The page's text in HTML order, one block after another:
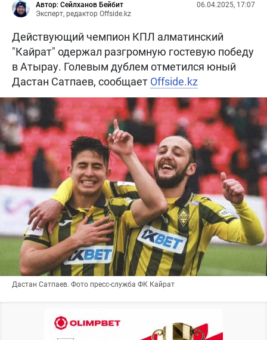
Автор: Сейлханов Бейбит
Эксперт, редактор Offside.kz
06.04.2025, 17:07
Действующий чемпион КПЛ алматинский
"Кайрат" одержал разгромную гостевую победу
в Атырау. Голевым дублем отметился юный
Дастан Сатпаев, сообщает Offside.kz
Дастан Сатпаев. Фото пресс-служба ФК Кайрат